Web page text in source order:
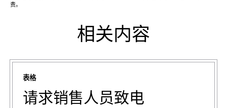
责。
相关内容
表格
请求销售人员致电